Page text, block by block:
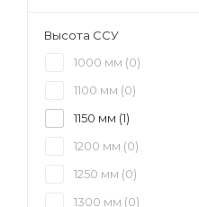
Высота ССУ
1000 мм (0)
1100 мм (0)
1150 мм (1)
1200 мм (0)
1250 мм (0)
1300 мм (0)